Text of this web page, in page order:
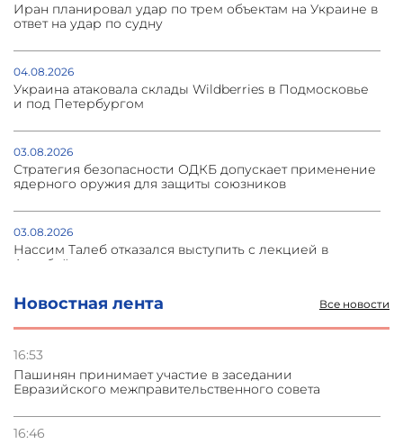
Новостная лента Все новости
16:53
Пашинян принимает участие в заседании
Евразийского межправительственного совета
16:46
Иран планировал удар по трем объектам на Украине в
ответ на удар по судну
04.08.2026
Украина атаковала склады Wildberries в Подмосковье
и под Петербургом
03.08.2026
Стратегия безопасности ОДКБ допускает применение
ядерного оружия для защиты союзников
03.08.2026
Нассим Талеб отказался выступить с лекцией в
Азербайджане
31.07.2026
Сотрудничество и очереди – детали визита главы
31.07.2026